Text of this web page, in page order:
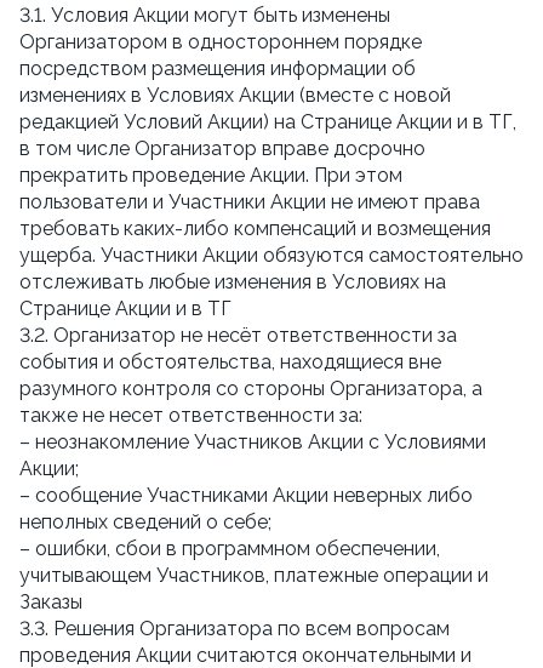
3.1. Условия Акции могут быть изменены
Организатором в одностороннем порядке
посредством размещения информации об
изменениях в Условиях Акции (вместе с новой
редакцией Условий Акции) на Странице Акции и в ТГ,
в том числе Организатор вправе досрочно
прекратить проведение Акции. При этом
пользователи и Участники Акции не имеют права
требовать каких-либо компенсаций и возмещения
ущерба. Участники Акции обязуются самостоятельно
отслеживать любые изменения в Условиях на
Странице Акции и в ТГ
3.2. Организатор не несёт ответственности за
события и обстоятельства, находящиеся вне
разумного контроля со стороны Организатора, а
также не несет ответственности за:
– неознакомление Участников Акции с Условиями
Акции;
– сообщение Участниками Акции неверных либо
неполных сведений о себе;
– ошибки, сбои в программном обеспечении,
учитывающем Участников, платежные операции и
Заказы
3.3. Решения Организатора по всем вопросам
проведения Акции считаются окончательными и